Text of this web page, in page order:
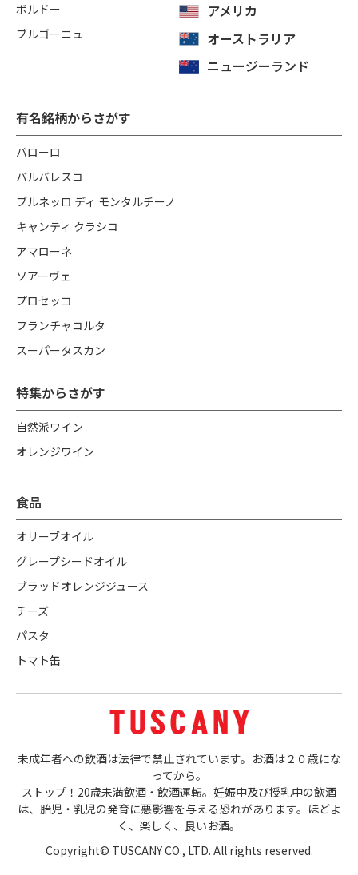
ボルドー
ブルゴーニュ
アメリカ
オーストラリア
ニュージーランド
有名銘柄からさがす
バローロ
バルバレスコ
ブルネッロ ディ モンタルチーノ
キャンティ クラシコ
アマローネ
ソアーヴェ
プロセッコ
フランチャコルタ
スーパータスカン
特集からさがす
自然派ワイン
オレンジワイン
食品
オリーブオイル
グレープシードオイル
ブラッドオレンジジュース
チーズ
パスタ
トマト缶
未成年者への飲酒は法律で禁止されています。お酒は２０歳にな
ってから。
ストップ！20歳未満飲酒・飲酒運転。妊娠中及び授乳中の飲酒
は、胎児・乳児の発育に悪影響を与える恐れがあります。ほどよ
く、楽しく、良いお酒。
Copyright© TUSCANY CO., LTD. All rights reserved.